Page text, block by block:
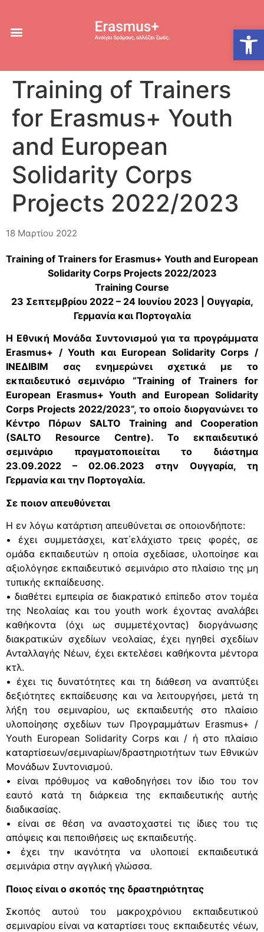
Training of Trainers
for Erasmus+ Youth
and European
Solidarity Corps
Projects 2022/2023
18 Μαρτίου 2022
Training of Trainers for Erasmus+ Youth and European
Solidarity Corps Projects 2022/2023
Training Course
23 Σεπτεμβρίου 2022 – 24 Ιουνίου 2023 | Ουγγαρία,
Γερμανία και Πορτογαλία
Η Εθνική Μονάδα Συντονισμού για τα προγράμματα
Erasmus+ / Youth και European Solidarity Corps /
ΙΝΕΔΙΒΙΜ σας ενημερώνει σχετικά με τo
εκπαιδευτικό σεμινάριο “Training of Trainers for
European Erasmus+ Youth and European Solidarity
Corps Projects 2022/2023”, το οποίο διοργανώνει το
Κέντρο Πόρων SALTO Training and Cooperation
(SALTO Resource Centre). Το εκπαιδευτικό
σεμινάριο πραγματοποιείται το διάστημα
23.09.2022 – 02.06.2023 στην Ουγγαρία, τη
Γερμανία και την Πορτογαλία.
Σε ποιον απευθύνεται
Η εν λόγω κατάρτιση απευθύνεται σε οποιονδήποτε:
• έχει συμμετάσχει, κατ΄ελάχιστο τρεις φορές, σε
ομάδα εκπαιδευτών η οποία σχεδίασε, υλοποίησε και
αξιολόγησε εκπαιδευτικό σεμινάριο στο πλαίσιο της μη
τυπικής εκπαίδευσης.
• διαθέτει εμπειρία σε διακρατικό επίπεδο στον τομέα
της Νεολαίας και του youth work έχοντας αναλάβει
καθήκοντα (όχι ως συμμετέχοντας) διοργάνωσης
διακρατικών σχεδίων νεολαίας, έχει ηγηθεί σχεδίων
Ανταλλαγής Νέων, έχει εκτελέσει καθήκοντα μέντορα
κτλ.
• έχει τις δυνατότητες και τη διάθεση να αναπτύξει
δεξιότητες εκπαίδευσης και να λειτουργήσει, μετά τη
λήξη του σεμιναρίου, ως εκπαιδευτής στο πλαίσιο
υλοποίησης σχεδίων των Προγραμμάτων Erasmus+ /
Youth European Solidarity Corps και / ή στο πλαίσιο
καταρτίσεων/σεμιναρίων/δραστηριοτήτων των Εθνικών
Μονάδων Συντονισμού.
• είναι πρόθυμος να καθοδηγήσει τον ίδιο του τον
εαυτό κατά τη διάρκεια της εκπαιδευτικής αυτής
διαδικασίας.
• είναι σε θέση να αναστοχαστεί τις ίδιες του τις
απόψεις και πεποιθήσεις ως εκπαιδευτής.
• έχει την ικανότητα να υλοποιεί εκπαιδευτικά
σεμινάρια στην αγγλική γλώσσα.
Ποιος είναι ο σκοπός της δραστηριότητας
Σκοπός αυτού του μακροχρόνιου εκπαιδευτικού
σεμιναρίου είναι να καταρτίσει τους εκπαιδευτές νέων,